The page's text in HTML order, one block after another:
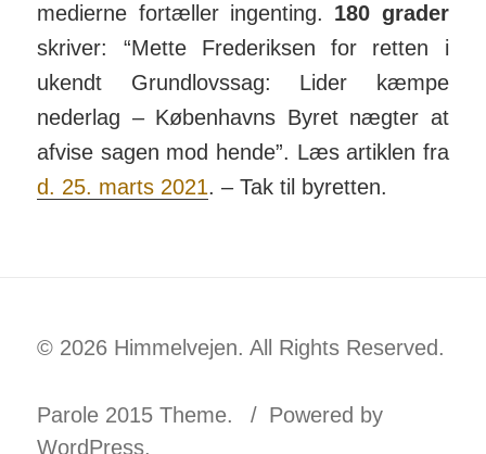
medierne for­tæller ingen­ting. 180 grader
skriver: “Mette Frede­riksen for retten i
ukendt Grund­lovs­sag: Lider kæmpe
neder­lag – Køben­havns Byret nægter at
afvise sagen mod hende”. Læs ar­tiklen fra
d. 25. marts 2021. – Tak til byretten.
© 2026 Himmelvejen. All Rights Reserved.
Parole 2015 Theme.
Powered by
WordPress.